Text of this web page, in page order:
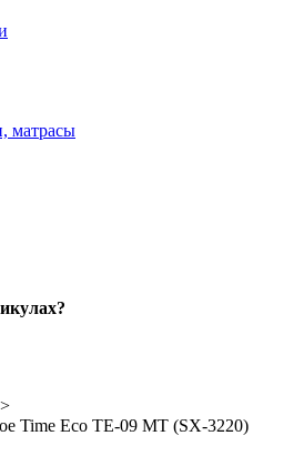
матрасы
>
Time Eco ТЕ-09 MT (SX-3220)